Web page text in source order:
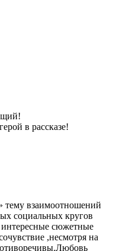
в рассказе!
тему взаимоотношений
социальных кругов
сюжетные
,несмотря на